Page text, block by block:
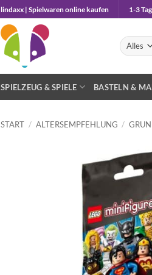
lindaxx | Spielwaren online kaufen 1-3
SPIELZEUG & SPIELE BASTELN &
START / ALTERSEMPFEHLUNG /